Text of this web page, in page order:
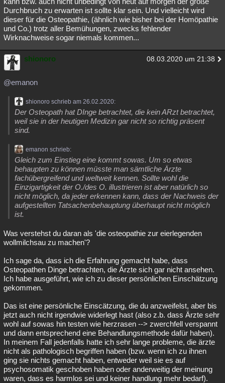
Durchbruch zu erwarten ist sollte klar sein. Und vielleicht wird
dieser für die Osteopathie, (ähnlich wie bisher bei der Homöpathie
und Co.) trotz aller Bemühungen, zwecks fehlender
Wirknachweise sogar niemals kommen...
shionoro 08.03.2020 um 21:38
@emanon
shionoro schrieb am 26.02.2020:
Der Osteopath hat DInge betrachtet, die kein ARzt betrachtet,
weil sie in der heutigen Medizin gar nicht so richtig präsent
sind.
emanon schrieb:
Gleich zum Einstieg eine kommt sowas. Um so etwas
behaupten zu können müsste man sämtliche Ärzte
fachübergreifend und weltweit kennen. Sollte wohl die
Einzigartigkeit der O./des O. illustrieren ist aber natürlich so
nicht möglich, da jeder erkennen kann, dass der Nachweis der
aufgestellten Tatsachenbehauptung überhaupt nicht möglich
ist.
Was verstehst du daran als 'die osteopathie zur eierlegenden
wollmilchsau zu machen'?
Ich sage da, dass ich die Erfahrung gemacht habe, dass
Osteopathen Dinge betrachten, die Ärzte sich gar nicht ansehen.
Ich habe ausgeführt, wie ich zu dieser persönlichen Einschätzung
gekommen.
Das ist eine persönliche Einscätzung, die du anzweifelst, aber bis
jetzt auch nicht irgendwie widerlegt hast (also z.b. dass Ärzte sehr
wohl auf sowas hin testen wie herzrasen --> zwerchfell verspannt
und dann entsprechend eine Behandlungsmethode dafür haben).
In meinem Fall jedenfalls hatte ich sehr lange probleme, die ärzte
nicht als pathologisch begriffen haben (bzw. wenn ich zu ihnen
ging sie nichts gemacht haben, entweder weil sie es auf
psychosomatik geschoben haben oder anderweitig der meinung
waren, dass es harmlos sei und keiner handlung mehr bedarf).